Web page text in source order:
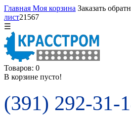
Главная Моя корзина Заказать
лист21567
☰
Товаров: 0
В корзине пусто!
(391) 292-31-